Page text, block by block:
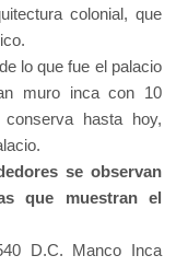
colonial, que
lo que fue el palacio
muro inca con 10
hasta hoy,
se observan
que muestran el
D.C. Manco Inca